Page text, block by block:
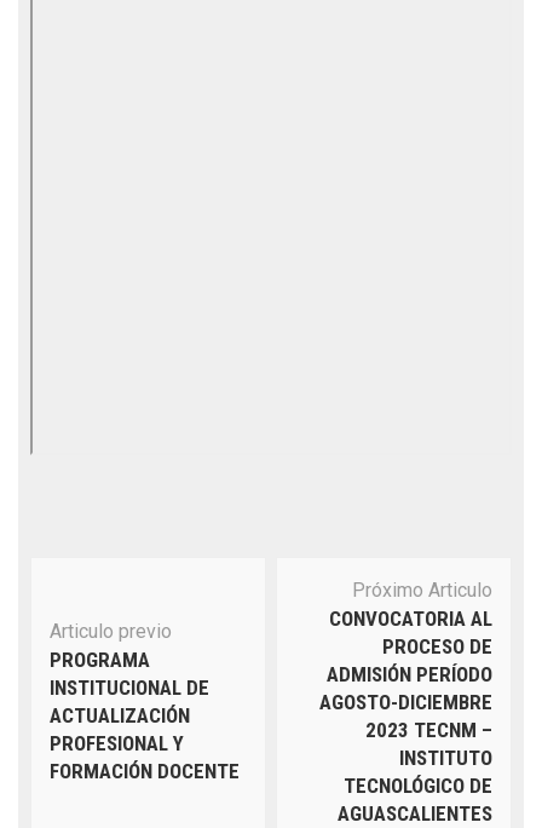
publicación
Articulo previo
PROGRAMA
INSTITUCIONAL DE
ACTUALIZACIÓN
PROFESIONAL Y
FORMACIÓN DOCENTE
Próximo Articulo
CONVOCATORIA AL
PROCESO DE
ADMISIÓN PERÍODO
AGOSTO-DICIEMBRE
2023 TECNM –
INSTITUTO
TECNOLÓGICO DE
AGUASCALIENTES